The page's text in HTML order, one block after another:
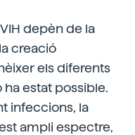
depèn de la
creació
els diferents
ha estat possible.
infeccions, la
ampli espectre,